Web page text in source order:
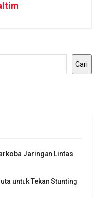
Cari
Jaringan Lintas
untuk Tekan Stunting